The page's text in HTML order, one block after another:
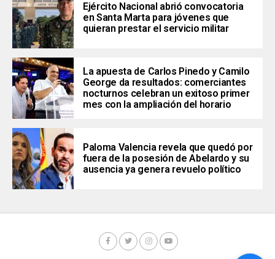
Ejército Nacional abrió convocatoria
en Santa Marta para jóvenes que
quieran prestar el servicio militar
La apuesta de Carlos Pinedo y Camilo
George da resultados: comerciantes
nocturnos celebran un exitoso primer
mes con la ampliación del horario
Paloma Valencia revela que quedó por
fuera de la posesión de Abelardo y su
ausencia ya genera revuelo político